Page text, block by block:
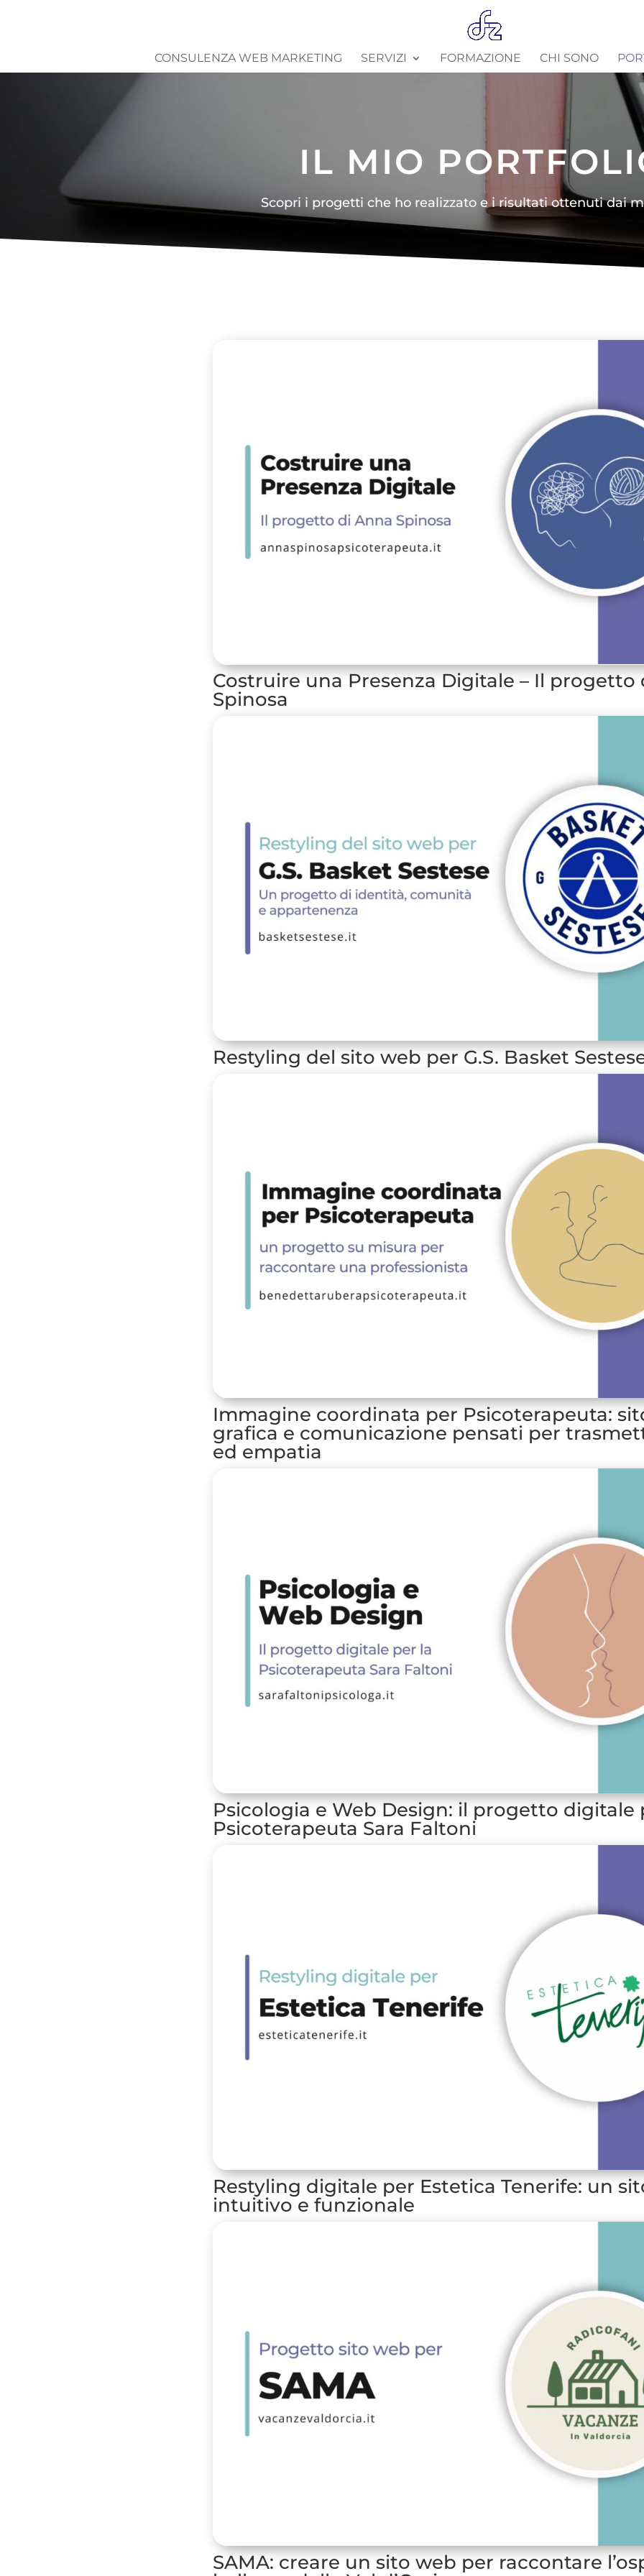
CONSULENZA WEB MARKETING SERVIZI FORMAZIONE CHI SONO
IL MIO
Scopri i progetti che ho realizzato e i risultati ottenuti dai
Costruire una Presenza Digitale – Il progetto
Spinosa
Restyling del sito web per G.S. Basket
Immagine coordinata per Psicoterapeuta:
grafica e comunicazione pensati per
ed empatia
Psicologia e Web Design: il progetto digitale
Psicoterapeuta Sara Faltoni
Restyling digitale per Estetica Tenerife: un
intuitivo e funzionale
SAMA: creare un sito web per raccontare